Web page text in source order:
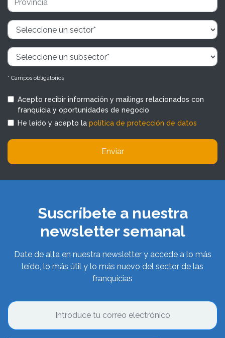
* Campos obligatorios
Acepto recibir información y mailings relacionados con
franquicia y oportunidades de negocio
He leído y acepto la política de protección de datos
Enviar
Suscríbete a nuestra
newsletter semanal
Date de alta en nuestra newsletter y accede a lo más
leído, lo más útil y lo más nuevo del sector de las
franquicias